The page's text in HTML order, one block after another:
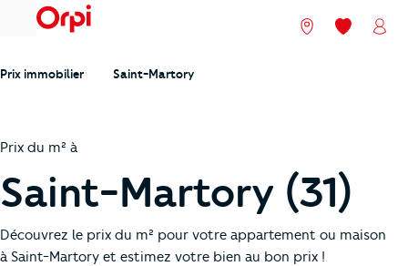
menu Nos agences
Mes
Prix immobilier Saint-Martory
Prix du m² à
Saint-Martory (31)
Découvrez le prix du m² pour votre appartement ou maison
à Saint-Martory et estimez votre bien au bon prix !